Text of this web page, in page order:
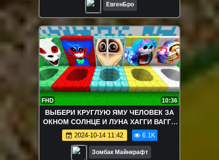
ЕвгенБро
FHD 10:36
ВЫБЕРИ КРУГЛУЮ ЯМУ ЧЕЛОВЕК ЗА
ОКНОМ СОЛНЦЕ И ЛУНА ХАГГИ ВАГГИ
ВАННИ МОПС ГУСЕНИЦА В МАЙНКРАФТ
ФНАФ 9
2024-10-14 11:42 6.1K
Зомбак Майнкрафт